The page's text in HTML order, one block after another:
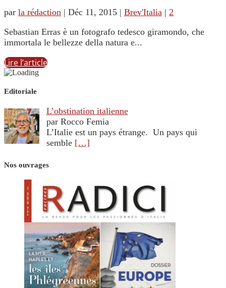
par la rédaction | Déc 11, 2015 | Brev'Italia | 2
Sebastian Erras è un fotografo tedesco giramondo, che
immortala le bellezze della natura e...
Lire l’article
Editoriale
L’obstination italienne
par Rocco Femia
L’Italie est un pays étrange. Un pays qui
semble […]
Nos ouvrages